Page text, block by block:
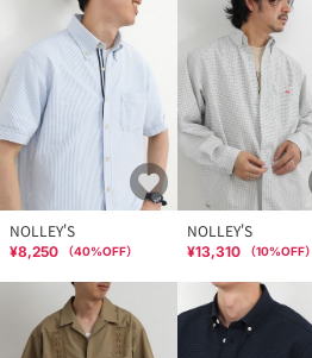
NOLLEY'S
¥8,250 （40%OFF）
NOLLEY'S
¥13,310 （10%OFF）